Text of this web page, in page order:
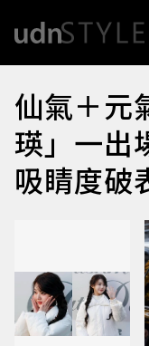
仙氣＋元
瑛」一出
吸睛度破